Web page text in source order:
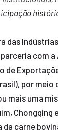
das
parceria com
de
por meio
mais uma
Chongqing
carne